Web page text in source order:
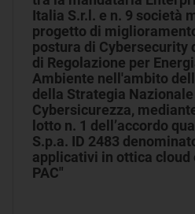
Italia S.r.l. e n. 9 società
progetto di
postura di Cybersecurity
di Regolazione per
Ambiente nell'ambito
della Strategia
Cybersicurezza,
lotto n. 1 dell’accordo
S.p.a. ID 2483
applicativi in ottica cloud
PAC"